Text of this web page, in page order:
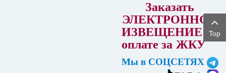
Заказать
ЭЛЕКТРОННОЕ
ИЗВЕЩЕНИЕ об
оплате за ЖКУ
Мы в СОЦСЕТЯХ
Top